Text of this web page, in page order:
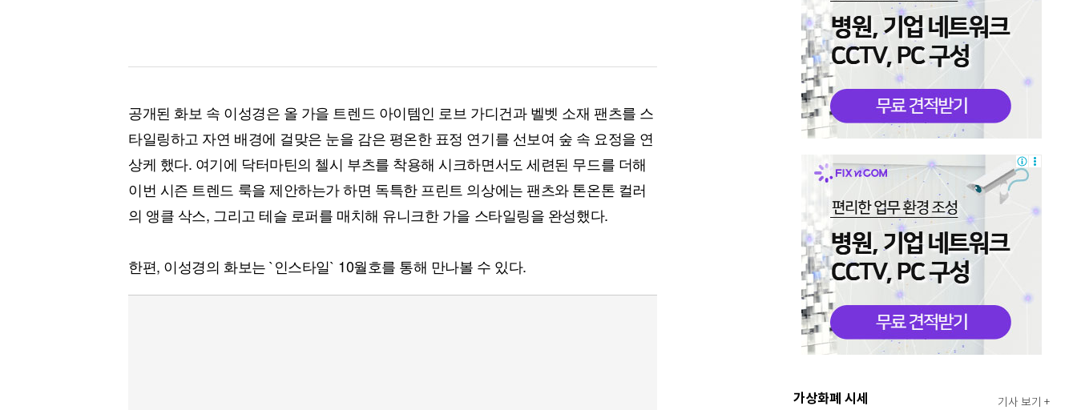
공개된 화보 속 이성경은 올 가을 트렌드 아이템인 로브 가디건과 벨벳 소재 팬츠를 스
타일링하고 자연 배경에 걸맞은 눈을 감은 평온한 표정 연기를 선보여 숲 속 요정을 연
상케 했다. 여기에 닥터마틴의 첼시 부츠를 착용해 시크하면서도 세련된 무드를 더해
이번 시즌 트렌드 룩을 제안하는가 하면 독특한 프린트 의상에는 팬츠와 톤온톤 컬러
의 앵클 삭스, 그리고 테슬 로퍼를 매치해 유니크한 가을 스타일링을 완성했다.
한편, 이성경의 화보는 `인스타일` 10월호를 통해 만나볼 수 있다.
가상화폐 시세 기사 보기 +